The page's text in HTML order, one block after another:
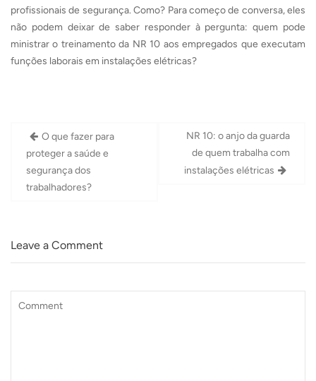
profissionais de segurança. Como? Para começo de conversa, eles
não podem deixar de saber responder à pergunta: quem pode
ministrar o treinamento da NR 10 aos empregados que executam
funções laborais em instalações elétricas?
Navegação
de
Post
O que fazer para
proteger a saúde e
segurança dos
trabalhadores?
NR 10: o anjo da guarda
de quem trabalha com
instalações elétricas
Leave a Comment